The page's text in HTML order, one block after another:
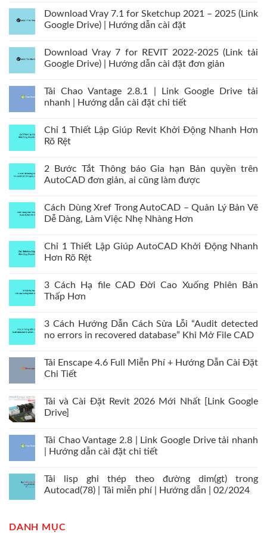
Download Vray 7.1 for Sketchup 2021 – 2025 (Link
Google Drive) | Hướng dẫn cài đặt
Download Vray 7 for REVIT 2022-2025 (Link tải
Google Drive) | Hướng dẫn cài đặt đơn giản
Tải Chao Vantage 2.8.1 | Link Google Drive tải
nhanh | Hướng dẫn cài đặt chi tiết
Chỉ 1 Thiết Lập Giúp Revit Khởi Động Nhanh Hơn
Rõ Rệt
2 Bước Tắt Thông báo Gia hạn Bản quyền trên
AutoCAD đơn giản, ai cũng làm được
Cách Dùng Xref Trong AutoCAD – Quản Lý Bản Vẽ
Dễ Dàng, Làm Việc Nhẹ Nhàng Hơn
Chỉ 1 Thiết Lập Giúp AutoCAD Khởi Động Nhanh
Hơn Rõ Rệt
3 Cách Hạ file CAD Đời Cao Xuống Phiên Bản
Thấp Hơn
3 Cách Hướng Dẫn Cách Sửa Lỗi “Audit detected
no errors in recovered database” Khi Mở File CAD
Tải Enscape 4.6 Full Miễn Phí + Hướng Dẫn Cài Đặt
Chi Tiết
Tải và Cài Đặt Revit 2026 Mới Nhất [Link Google
Drive]
Tải Chao Vantage 2.8 | Link Google Drive tải nhanh
| Hướng dẫn cài đặt chi tiết
Tải lisp ghi thép theo đường dim(gt) trong
Autocad(78) | Tải miễn phí | Hướng dẫn | 02/2024
DANH MỤC